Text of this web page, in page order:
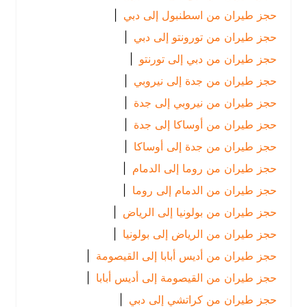
حجز طيران من اسطنبول إلى دبي |
حجز طيران من تورونتو إلى دبي |
حجز طيران من دبي إلى تورنتو |
حجز طيران من جدة إلى نيروبي |
حجز طيران من نيروبي إلى جدة
حجز طيران من أوساكا إلى جدة
حجز طيران من جدة إلى أوساكا |
حجز طيران من روما إلى الدمام
|
حجز طيران من الدمام إلى روما
|
حجز طيران من بولونيا إلى الرياض
|
حجز طيران من الرياض إلى بولونيا
|
حجز طيران من أديس أبابا إلى القيصومة |
حجز طيران من القيصومة إلى أديس أبابا |
حجز طيران من كراتشي إلى دبي |